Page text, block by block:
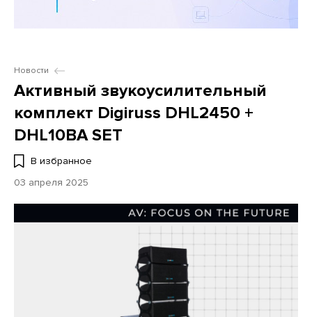
Новости
Активный звукоусилительный
комплект Digiruss DHL2450 +
DHL10BA SET
В избранное
03 апреля 2025